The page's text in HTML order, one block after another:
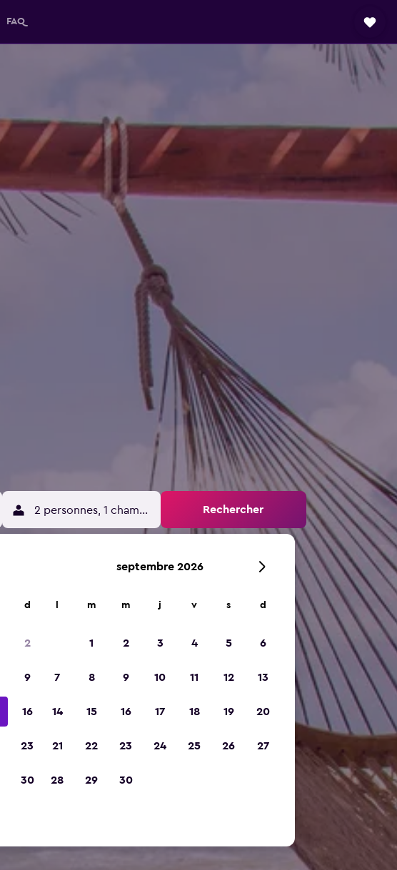
FAQ
2 personnes, 1 chambre Rechercher
d
2
9
16
23
30
septembre 2026
m m j v s d
1 2 3 4 5 6
7 8 9 10 11 12 13
14 15 16 17 18 19 20
21 22 23 24 25 26 27
28 29 30